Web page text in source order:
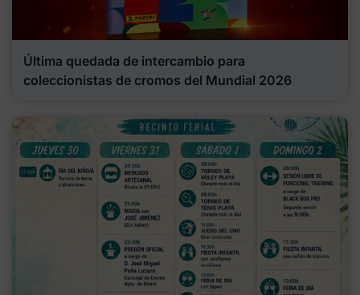
Última quedada de intercambio para
coleccionistas de cromos del Mundial 2026